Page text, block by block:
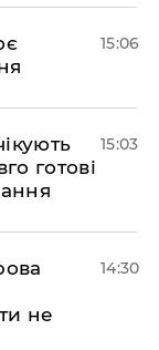
15:06
готові
15:03
не
14:30